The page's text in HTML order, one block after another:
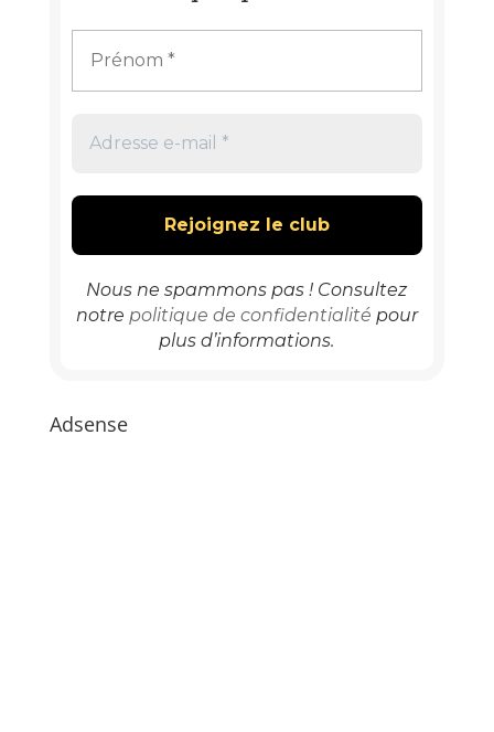
Nous ne spammons pas ! Consultez
notre politique de confidentialité pour
plus d’informations.
Adsense